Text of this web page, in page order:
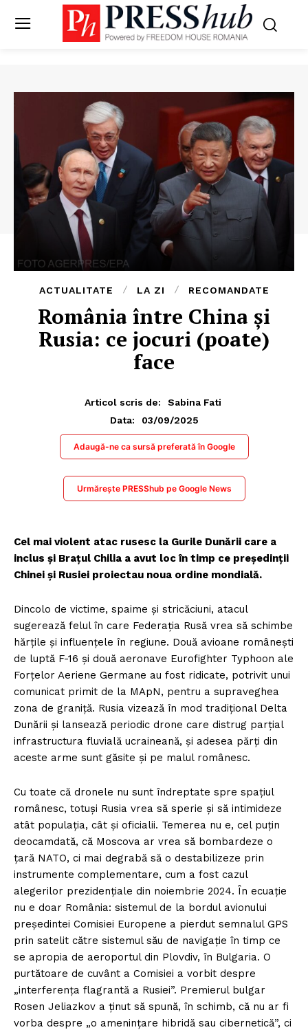
ACTUALITATE LA ZI RECOMANDATE
România între China și
Rusia: ce jocuri (poate)
face
Articol scris de:
Sabina Fati
Data:
03/09/2025
Adaugă-ne ca sursă preferată în Google
Urmărește PRESShub pe Google News
Cel mai violent atac rusesc la Gurile Dunării care a
inclus și Brațul Chilia a avut loc în timp ce președinții
Chinei și Rusiei proiectau noua ordine mondială.
Dincolo de victime, spaime și stricăciuni, atacul
sugerează felul în care Federația Rusă vrea să schimbe
hărțile și influențele în regiune. Două avioane românești
de luptă F-16 și două aeronave Eurofighter Typhoon ale
Forțelor Aeriene Germane au fost ridicate, potrivit unui
comunicat primit de la MApN, pentru a supraveghea
zona de graniță. Rusia vizează în mod tradițional Delta
Dunării și lansează periodic drone care distrug parțial
infrastructura fluvială ucraineană, și adesea părți din
aceste arme sunt găsite și pe malul românesc.
Cu toate că dronele nu sunt îndreptate spre spațiul
românesc, totuși Rusia vrea să sperie și să intimideze
atât populația, cât și oficialii. Temerea nu e, cel puțin
deocamdată, că Moscova ar vrea să bombardeze o
țară NATO, ci mai degrabă să o destabilizeze prin
instrumente complementare, cum a fost cazul
alegerilor prezidențiale din noiembrie 2024. În ecuație
nu e doar România: sistemul de la bordul avionului
președintei Comisiei Europene a pierdut semnalul GPS
prin satelit către sistemul său de navigație în timp ce
se apropia de aeroportul din Plovdiv, în Bulgaria. O
purtătoare de cuvânt a Comisiei a vorbit despre
„interferența flagrantă a Rusiei”. Premierul bulgar
Rosen Jeliazkov a ținut să spună, în schimb, că nu ar fi
vorba despre „o amenințare hibridă sau cibernetică”, ci